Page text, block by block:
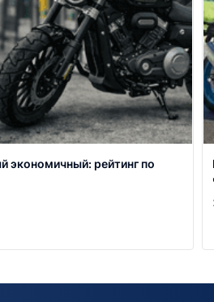
экономичный: рейтинг по